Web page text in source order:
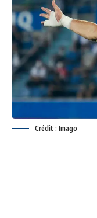
Crédit : Imago